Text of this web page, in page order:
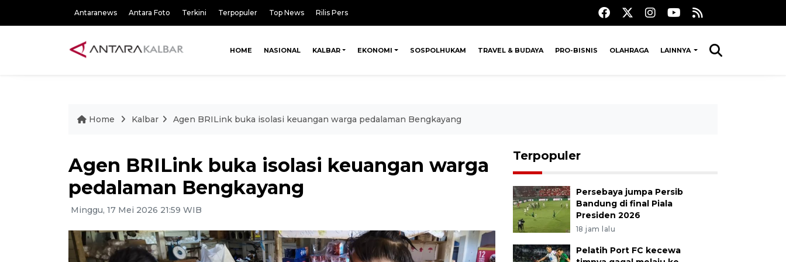
Antaranews Antara Foto Terkini Terpopuler Top News Rilis Pers
HOME NASIONAL KALBAR EKONOMI SOSPOLHUKAM TRAVEL & BUDAYA PRO-BISNIS OLAHRAGA LAINNYA
Home Kalbar Agen BRILink buka isolasi keuangan warga pedalaman Bengkayang
Agen BRILink buka isolasi keuangan warga
pedalaman Bengkayang
Minggu, 17 Mei 2026 21:59 WIB
Terpopuler
Persebaya jumpa Persib
Bandung di final Piala
Presiden 2026
18 jam lalu
Pelatih Port FC kecewa